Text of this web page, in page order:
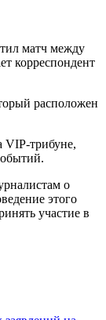
матч между
корреспондент
расположен
VIP-трибуне,
о
этого
участие в